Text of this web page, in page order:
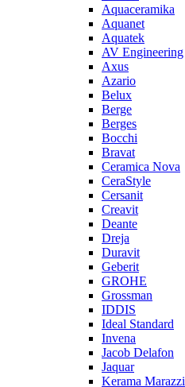
Aquaceramika
Aquanet
Aquatek
AV Engineering
Axus
Azario
Belux
Berge
Berges
Bocchi
Bravat
Ceramica Nova
CeraStyle
Cersanit
Creavit
Deante
Dreja
Duravit
Geberit
GROHE
Grossman
IDDIS
Ideal Standard
Invena
Jacob Delafon
Jaquar
Kerama Marazzi